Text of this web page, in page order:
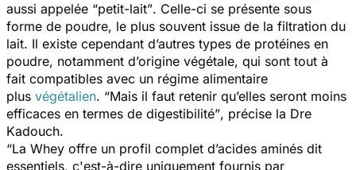
aussi appelée “petit-lait”. Celle-ci se présente sous
forme de poudre, le plus souvent issue de la filtration du
lait. Il existe cependant d’autres types de protéines en
poudre, notamment d’origine végétale, qui sont tout à
fait compatibles avec un régime alimentaire
plus végétalien. “Mais il faut retenir qu’elles seront moins
efficaces en termes de digestibilité”, précise la Dre
Kadouch.
“La Whey offre un profil complet d’acides aminés dit
essentiels, c'est-à-dire uniquement fournis par